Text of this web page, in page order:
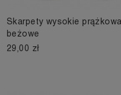
Skarpety wysokie
beżowe
29,00 zł